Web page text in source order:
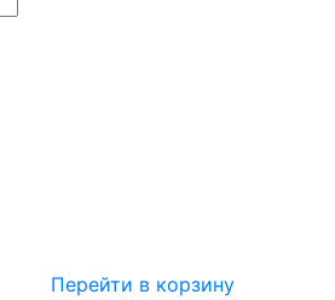
Перейти в корзину